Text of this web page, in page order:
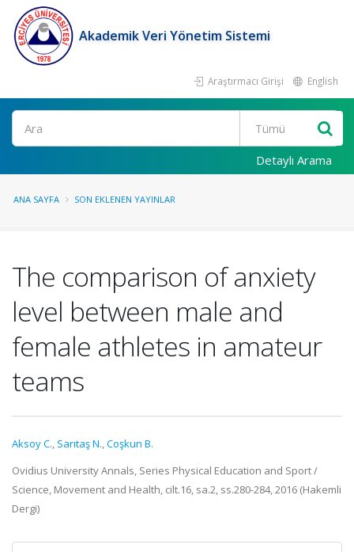
Akademik Veri Yönetim Sistemi
Araştırmacı Girişi English
Ara
Detaylı Arama
ANA SAYFA SON EKLENEN YAYINLAR
The comparison of anxiety
level between male and
female athletes in amateur
teams
Aksoy C., Sarıtaş N.,Coşkun B.
Ovidius University Annals, Series Physical Education and Sport /
Science, Movement and Health, cilt.16, sa.2, ss.280-284, 2016 (Hakemli
Dergi)